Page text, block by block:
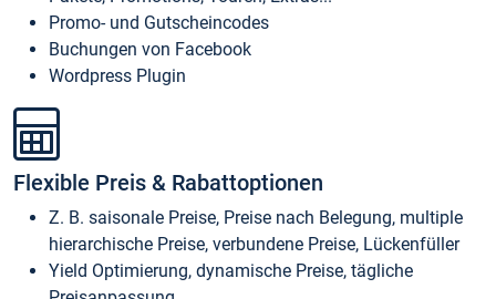
Promo- und Gutscheincodes
Buchungen von Facebook
Wordpress Plugin
Flexible Preis & Rabattoptionen
Z. B. saisonale Preise, Preise nach Belegung, multiple
hierarchische Preise, verbundene Preise, Lückenfüller
Yield Optimierung, dynamische Preise, tägliche